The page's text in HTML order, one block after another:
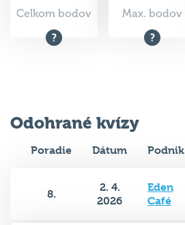
Celkom bodov Max. bodov
Odohrané kvízy
Poradie Dátum Podnik
8.
2. 4.
2026
Eden
Café